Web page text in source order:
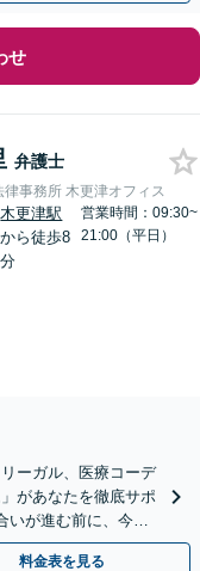
せ
弁護士
事務所 木更津オフィス
木更津駅
から徒歩8
分
営業時間：09:30~
21:00（平日）
ーガル、医療コーデ
があなたを徹底サポ
いが進む前に、今す
料金表を見る